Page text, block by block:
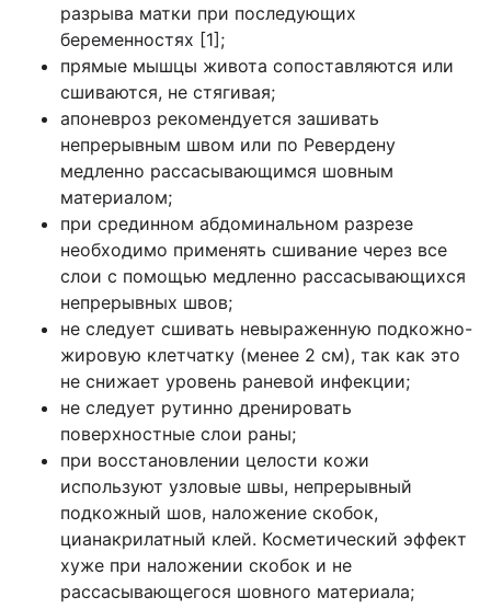
разрыва матки при последующих
беременностях [1];
прямые мышцы живота сопоставляются или
сшиваются, не стягивая;
апоневроз рекомендуется зашивать
непрерывным швом или по Ревердену
медленно рассасывающимся шовным
материалом;
при срединном абдоминальном разрезе
необходимо применять сшивание через все
слои с помощью медленно рассасывающихся
непрерывных швов;
не следует сшивать невыраженную подкожно-
жировую клетчатку (менее 2 см), так как это
не снижает уровень раневой инфекции;
не следует рутинно дренировать
поверхностные слои раны;
при восстановлении целости кожи
используют узловые швы, непрерывный
подкожный шов, наложение скобок,
цианакрилатный клей. Косметический эффект
хуже при наложении скобок и не
рассасывающегося шовного материала;